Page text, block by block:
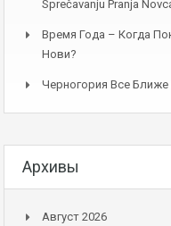
Sprečavanju Pranja
Время Года – Когда
Нови?
Черногория Все
Архивы
Август 2026